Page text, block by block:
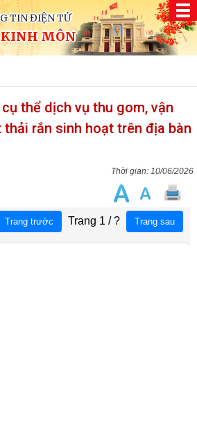
TIN ĐIỆN TỬ
KINH MÔN
thể dịch vụ thu gom, vận
thải rắn sinh hoạt trên địa bàn
10/06/2026